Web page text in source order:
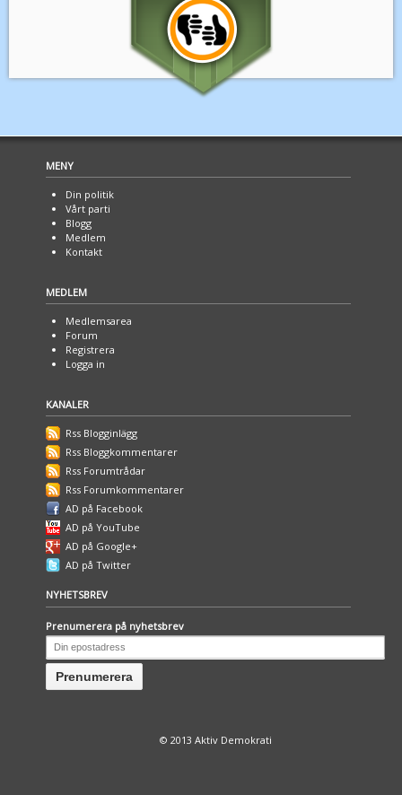
MENY
Din politik
Vårt parti
Blogg
Medlem
Kontakt
MEDLEM
Medlemsarea
Forum
Registrera
Logga in
KANALER
Rss Blogginlägg
Rss Bloggkommentarer
Rss Forumtrådar
Rss Forumkommentarer
AD på Facebook
AD på YouTube
AD på Google+
AD på Twitter
NYHETSBREV
Prenumerera på nyhetsbrev
© 2013 Aktiv Demokrati